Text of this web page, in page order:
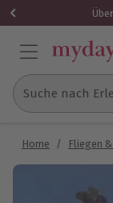
Suche nach
Home / Fliegen